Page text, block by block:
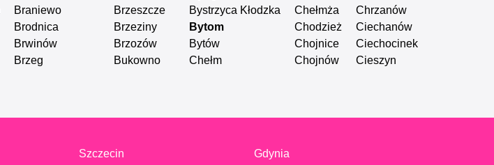
Braniewo
Brodnica
Brwinów
Brzeg
Brzeszcze
Brzeziny
Brzozów
Bukowno
Bystrzyca Kłodzka
Bytom
Bytów
Chełm
Chełmża
Chodzież
Chojnice
Chojnów
Chrzanów
Ciechanów
Ciechocinek
Cieszyn
Szczecin Gdynia